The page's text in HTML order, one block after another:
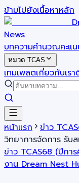
ข้ามไปยังเนื้อหาหลัก
News
บทความคำนวณคะแ
หมวด TCAS
เทมเพลตเกี่ยวกับเรา
หน้าแรก ข่าว
วิทยาการจัดการ รับ
ข่าว TCAS68 (ปีกา
งาน Dream Nest